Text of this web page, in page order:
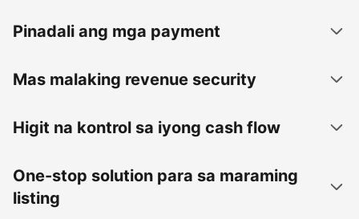
Pinadali ang mga payment
Mas malaking revenue security
Higit na kontrol sa iyong cash flow
One-stop solution para sa maraming
listing